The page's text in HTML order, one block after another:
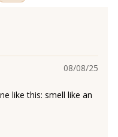
08/08/25
like this: smell like an